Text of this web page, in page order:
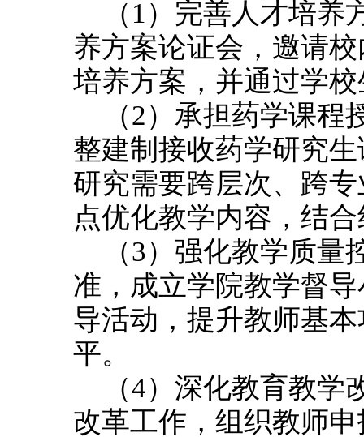
（1）完善人才培
养方案论证会，邀请
培养方案，并通过学
（2）承担药学课
整建制接收药学研究
研究需要跨层次、跨
点优化教学内容，结
（3）强化教学质
准，成立学院教学督
导活动，提升教师基
平。
（4）深化教育教
改革工作，组织教师